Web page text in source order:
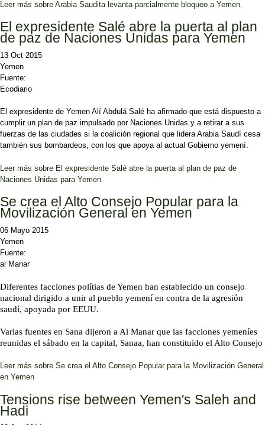
Leer más sobre Arabia Saudita levanta parcialmente bloqueo a Yemen.
El expresidente Salé abre la puerta al plan
de paz de Naciones Unidas para Yemen
13 Oct 2015
Yemen
Fuente:
Ecodiario
El expresidente de Yemen Alí Abdulá Salé ha afirmado que está dispuesto a
cumplir un plan de paz impulsado por Naciones Unidas y a retirar a sus
fuerzas de las ciudades si la coalición regional que lidera Arabia Saudí cesa
también sus bombardeos, con los que apoya al actual Gobierno yemení.
Leer más sobre El expresidente Salé abre la puerta al plan de paz de
Naciones Unidas para Yemen
Se crea el Alto Consejo Popular para la
Movilización General en Yemen
06 Mayo 2015
Yemen
Fuente:
al Manar
Diferentes facciones polítias de Yemen han establecido un consejo
nacional dirigido a unir al pueblo yemení en contra de la agresión
saudí, apoyada por EEUU.
Varias fuentes en Sana dijeron a Al Manar que las facciones yemeníes
reunidas el sábado en la capital, Sanaa, han constituido el Alto Consejo
Leer más sobre Se crea el Alto Consejo Popular para la Movilización General
en Yemen
Tensions rise between Yemen's Saleh and
Hadi